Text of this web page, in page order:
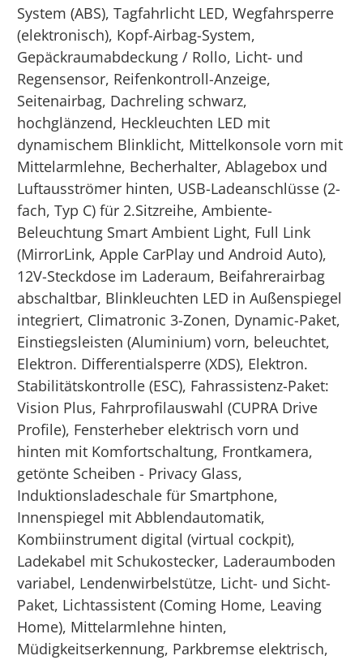
System (ABS), Tagfahrlicht LED, Wegfahrsperre
(elektronisch), Kopf-Airbag-System,
Gepäckraumabdeckung / Rollo, Licht- und
Regensensor, Reifenkontroll-Anzeige,
Seitenairbag, Dachreling schwarz,
hochglänzend, Heckleuchten LED mit
dynamischem Blinklicht, Mittelkonsole vorn mit
Mittelarmlehne, Becherhalter, Ablagebox und
Luftausströmer hinten, USB-Ladeanschlüsse (2-
fach, Typ C) für 2.Sitzreihe, Ambiente-
Beleuchtung Smart Ambient Light, Full Link
(MirrorLink, Apple CarPlay und Android Auto),
12V-Steckdose im Laderaum, Beifahrerairbag
abschaltbar, Blinkleuchten LED in Außenspiegel
integriert, Climatronic 3-Zonen, Dynamic-Paket,
Einstiegsleisten (Aluminium) vorn, beleuchtet,
Elektron. Differentialsperre (XDS), Elektron.
Stabilitätskontrolle (ESC), Fahrassistenz-Paket:
Vision Plus, Fahrprofilauswahl (CUPRA Drive
Profile), Fensterheber elektrisch vorn und
hinten mit Komfortschaltung, Frontkamera,
getönte Scheiben - Privacy Glass,
Induktionsladeschale für Smartphone,
Innenspiegel mit Abblendautomatik,
Kombiinstrument digital (virtual cockpit),
Ladekabel mit Schukostecker, Laderaumboden
variabel, Lendenwirbelstütze, Licht- und Sicht-
Paket, Lichtassistent (Coming Home, Leaving
Home), Mittelarmlehne hinten,
Müdigkeitserkennung, Parkbremse elektrisch,